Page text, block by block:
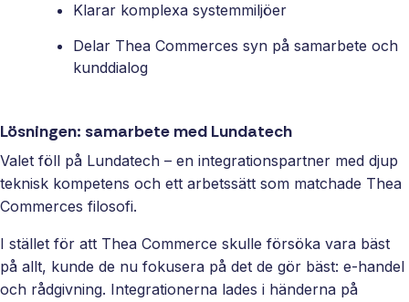
Klarar komplexa systemmiljöer
Delar Thea Commerces syn på samarbete och
kunddialog
Lösningen: samarbete med Lundatech
Valet föll på Lundatech – en integrationspartner med djup
teknisk kompetens och ett arbetssätt som matchade Thea
Commerces filosofi.
I stället för att Thea Commerce skulle försöka vara bäst
på allt, kunde de nu fokusera på det de gör bäst: e‑handel
och rådgivning. Integrationerna lades i händerna på